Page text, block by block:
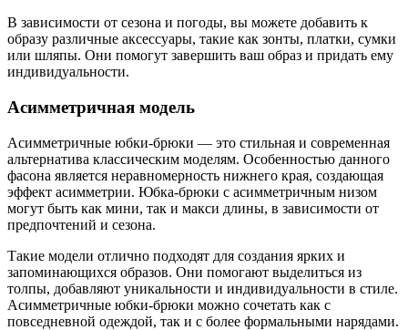
В зависимости от сезона и погоды, вы можете добавить к
образу различные аксессуары, такие как зонты, платки, сумки
или шляпы. Они помогут завершить ваш образ и придать ему
индивидуальности.
Асимметричная модель
Асимметричные юбки-брюки — это стильная и современная
альтернатива классическим моделям. Особенностью данного
фасона является неравномерность нижнего края, создающая
эффект асимметрии. Юбка-брюки с асимметричным низом
могут быть как мини, так и макси длины, в зависимости от
предпочтений и сезона.
Такие модели отлично подходят для создания ярких и
запоминающихся образов. Они помогают выделиться из
толпы, добавляют уникальности и индивидуальности в стиле.
Асимметричные юбки-брюки можно сочетать как с
повседневной одеждой, так и с более формальными нарядами.